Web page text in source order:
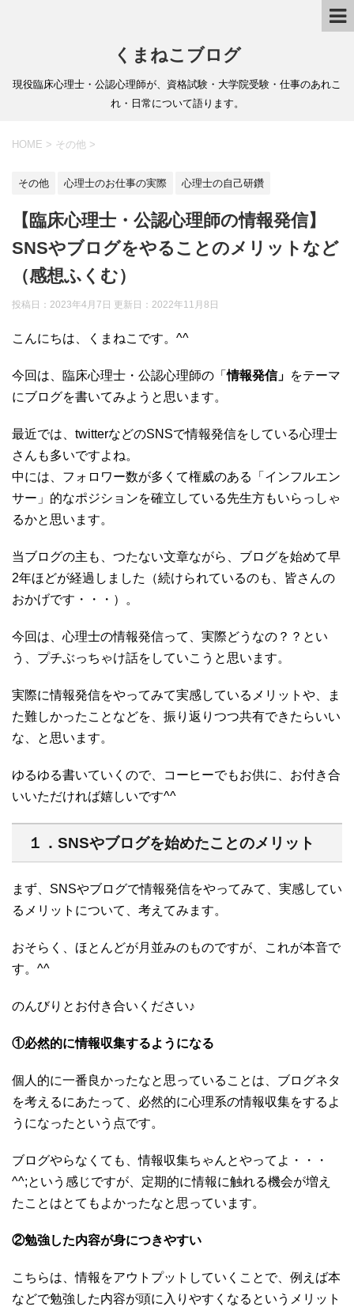
くまねこブログ
現役臨床心理士・公認心理師が、資格試験・大学院受験・仕事のあれこ
れ・日常について語ります。
HOME > その他 >
その他 心理士のお仕事の実際 心理士の自己研鑽
【臨床心理士・公認心理師の情報発信】
SNSやブログをやることのメリットなど
（感想ふくむ）
投稿日：2023年4月7日 更新日： 2022年11月8日
こんにちは、くまねこです。^^
今回は、臨床心理士・公認心理師の「情報発信」 をテーマ
にブログを書いてみようと思います。
最近では、twitterなどのSNSで情報発信をしている心理士
さんも多いですよね。
中には、フォロワー数が多くて権威のある「インフルエン
サー」的なポジションを確立している先生方もいらっしゃ
るかと思います。
当ブログの主も、つたない文章ながら、ブログを始めて早
2年ほどが経過しました（続けられているのも、皆さんの
おかげです・・・）。
今回は、心理士の情報発信って、実際どうなの？？とい
う、プチぶっちゃけ話をしていこうと思います。
実際に情報発信をやってみて実感しているメリットや、ま
た難しかったことなどを、振り返りつつ共有できたらいい
な、と思います。
ゆるゆる書いていくので、コーヒーでもお供に、お付き合
いいただければ嬉しいです^^
１．SNSやブログを始めたことのメリット
まず、SNSやブログで情報発信をやってみて、実感してい
るメリットについて、考えてみます。
おそらく、ほとんどが月並みのものですが、これが本音で
す。^^
のんびりとお付き合いください♪
①必然的に情報収集するようになる
個人的に一番良かったなと思っていることは、ブログネタ
を考えるにあたって、必然的に心理系の情報収集をするよ
うになったという点です。
ブログやらなくても、情報収集ちゃんとやってよ・・・
^^;という感じですが、定期的に情報に触れる機会が増え
たことはとてもよかったなと思っています。
②勉強した内容が身につきやすい
こちらは、情報をアウトプットしていくことで、例えば本
などで勉強した内容が頭に入りやすくなるというメリット